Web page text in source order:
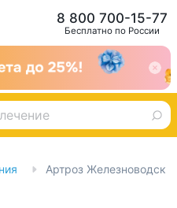
Бесплатно по России
8 800 700-15-77
Артроз Железноводск